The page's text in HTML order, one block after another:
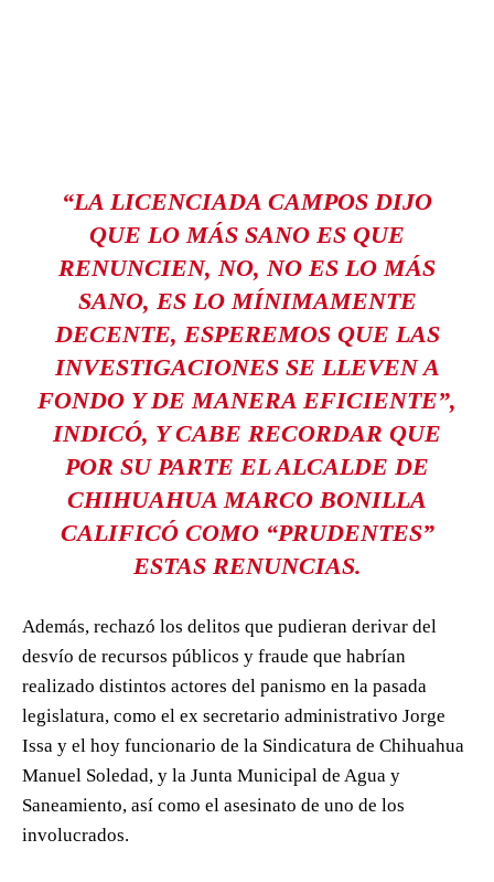
“LA LICENCIADA CAMPOS DIJO
QUE LO MÁS SANO ES QUE
RENUNCIEN, NO, NO ES LO MÁS
SANO, ES LO MÍNIMAMENTE
DECENTE, ESPEREMOS QUE LAS
INVESTIGACIONES SE LLEVEN A
FONDO Y DE MANERA EFICIENTE”,
INDICÓ, Y CABE RECORDAR QUE
POR SU PARTE EL ALCALDE DE
CHIHUAHUA MARCO BONILLA
CALIFICÓ COMO “PRUDENTES”
ESTAS RENUNCIAS.
Además, rechazó los delitos que pudieran derivar del
desvío de recursos públicos y fraude que habrían
realizado distintos actores del panismo en la pasada
legislatura, como el ex secretario administrativo Jorge
Issa y el hoy funcionario de la Sindicatura de Chihuahua
Manuel Soledad, y la Junta Municipal de Agua y
Saneamiento, así como el asesinato de uno de los
involucrados.